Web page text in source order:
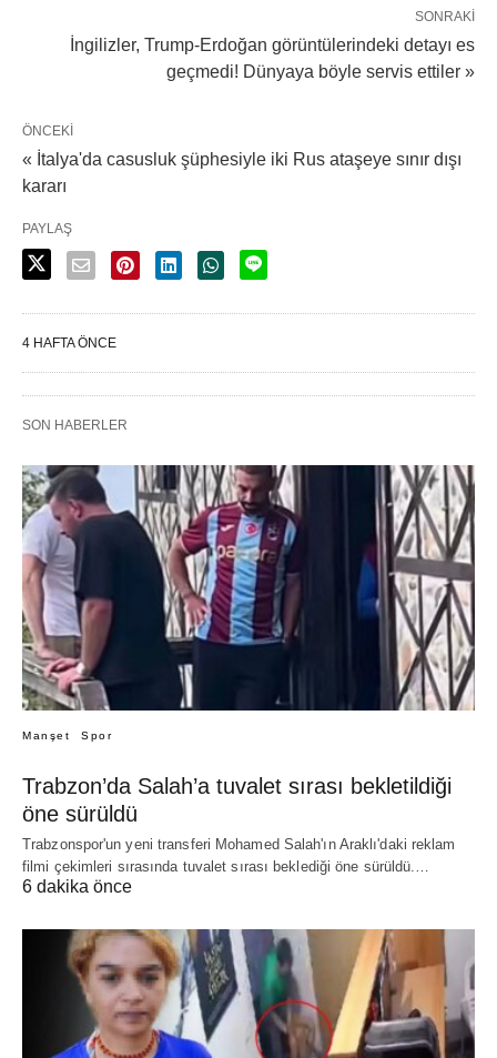
SONRAKI
İngilizler, Trump-Erdoğan görüntülerindeki detayı es
geçmedi! Dünyaya böyle servis ettiler »
ÖNCEKI
« İtalya'da casusluk şüphesiyle iki Rus ataşeye sınır dışı
kararı
PAYLAŞ
4 HAFTA ÖNCE
SON HABERLER
Manşet Spor
Trabzon’da Salah’a tuvalet sırası bekletildiği
öne sürüldü
Trabzonspor'un yeni transferi Mohamed Salah'ın Araklı'daki reklam
filmi çekimleri sırasında tuvalet sırası beklediği öne sürüldü.…
6 dakika önce